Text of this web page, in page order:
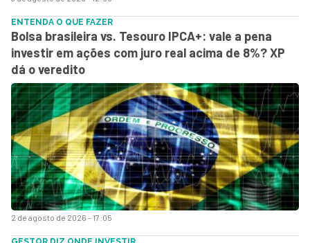
2 de agosto de 2026 - 17:05
ENTENDA O QUE FAZER
Bolsa brasileira vs. Tesouro IPCA+: vale a pena
investir em ações com juro real acima de 8%? XP
dá o veredito